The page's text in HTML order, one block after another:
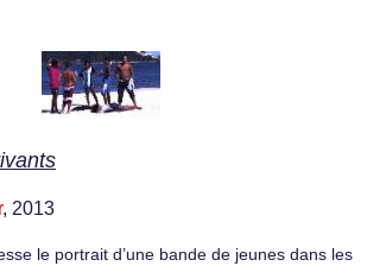
, 2013
le portrait d’une bande de jeunes dans les